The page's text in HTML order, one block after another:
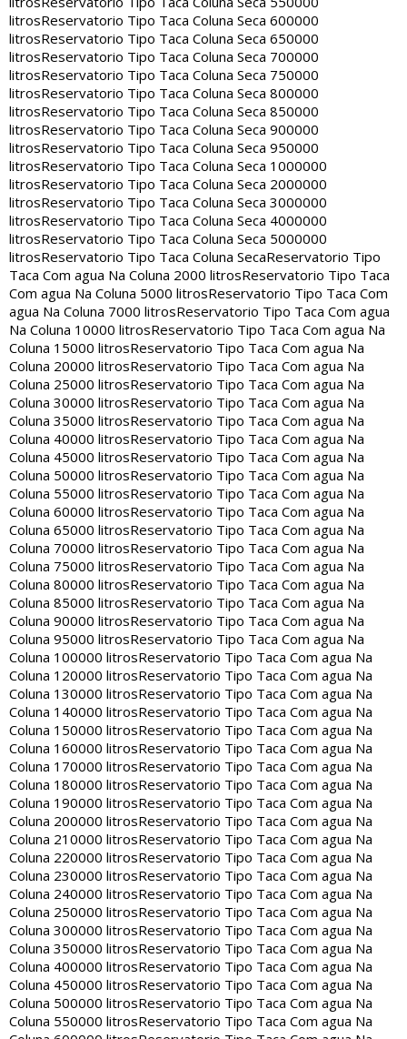
litrosReservatorio Tipo Taca Coluna Seca 600000
litrosReservatorio Tipo Taca Coluna Seca 650000
litrosReservatorio Tipo Taca Coluna Seca 700000
litrosReservatorio Tipo Taca Coluna Seca 750000
litrosReservatorio Tipo Taca Coluna Seca 800000
litrosReservatorio Tipo Taca Coluna Seca 850000
litrosReservatorio Tipo Taca Coluna Seca 900000
litrosReservatorio Tipo Taca Coluna Seca 950000
litrosReservatorio Tipo Taca Coluna Seca 1000000
litrosReservatorio Tipo Taca Coluna Seca 2000000
litrosReservatorio Tipo Taca Coluna Seca 3000000
litrosReservatorio Tipo Taca Coluna Seca 4000000
litrosReservatorio Tipo Taca Coluna Seca 5000000
litrosReservatorio Tipo Taca Coluna SecaReservatorio Tipo
Taca Com agua Na Coluna 2000 litrosReservatorio Tipo Taca
Com agua Na Coluna 5000 litrosReservatorio Tipo Taca Com
agua Na Coluna 7000 litrosReservatorio Tipo Taca Com agua
Na Coluna 10000 litrosReservatorio Tipo Taca Com agua Na
Coluna 15000 litrosReservatorio Tipo Taca Com agua Na
Coluna 20000 litrosReservatorio Tipo Taca Com agua Na
Coluna 25000 litrosReservatorio Tipo Taca Com agua Na
Coluna 30000 litrosReservatorio Tipo Taca Com agua Na
Coluna 35000 litrosReservatorio Tipo Taca Com agua Na
Coluna 40000 litrosReservatorio Tipo Taca Com agua Na
Coluna 45000 litrosReservatorio Tipo Taca Com agua Na
Coluna 50000 litrosReservatorio Tipo Taca Com agua Na
Coluna 55000 litrosReservatorio Tipo Taca Com agua Na
Coluna 60000 litrosReservatorio Tipo Taca Com agua Na
Coluna 65000 litrosReservatorio Tipo Taca Com agua Na
Coluna 70000 litrosReservatorio Tipo Taca Com agua Na
Coluna 75000 litrosReservatorio Tipo Taca Com agua Na
Coluna 80000 litrosReservatorio Tipo Taca Com agua Na
Coluna 85000 litrosReservatorio Tipo Taca Com agua Na
Coluna 90000 litrosReservatorio Tipo Taca Com agua Na
Coluna 95000 litrosReservatorio Tipo Taca Com agua Na
Coluna 100000 litrosReservatorio Tipo Taca Com agua Na
Coluna 120000 litrosReservatorio Tipo Taca Com agua Na
Coluna 130000 litrosReservatorio Tipo Taca Com agua Na
Coluna 140000 litrosReservatorio Tipo Taca Com agua Na
Coluna 150000 litrosReservatorio Tipo Taca Com agua Na
Coluna 160000 litrosReservatorio Tipo Taca Com agua Na
Coluna 170000 litrosReservatorio Tipo Taca Com agua Na
Coluna 180000 litrosReservatorio Tipo Taca Com agua Na
Coluna 190000 litrosReservatorio Tipo Taca Com agua Na
Coluna 200000 litrosReservatorio Tipo Taca Com agua Na
Coluna 210000 litrosReservatorio Tipo Taca Com agua Na
Coluna 220000 litrosReservatorio Tipo Taca Com agua Na
Coluna 230000 litrosReservatorio Tipo Taca Com agua Na
Coluna 240000 litrosReservatorio Tipo Taca Com agua Na
Coluna 250000 litrosReservatorio Tipo Taca Com agua Na
Coluna 300000 litrosReservatorio Tipo Taca Com agua Na
Coluna 350000 litrosReservatorio Tipo Taca Com agua Na
Coluna 400000 litrosReservatorio Tipo Taca Com agua Na
Coluna 450000 litrosReservatorio Tipo Taca Com agua Na
Coluna 500000 litrosReservatorio Tipo Taca Com agua Na
Coluna 550000 litrosReservatorio Tipo Taca Com agua Na